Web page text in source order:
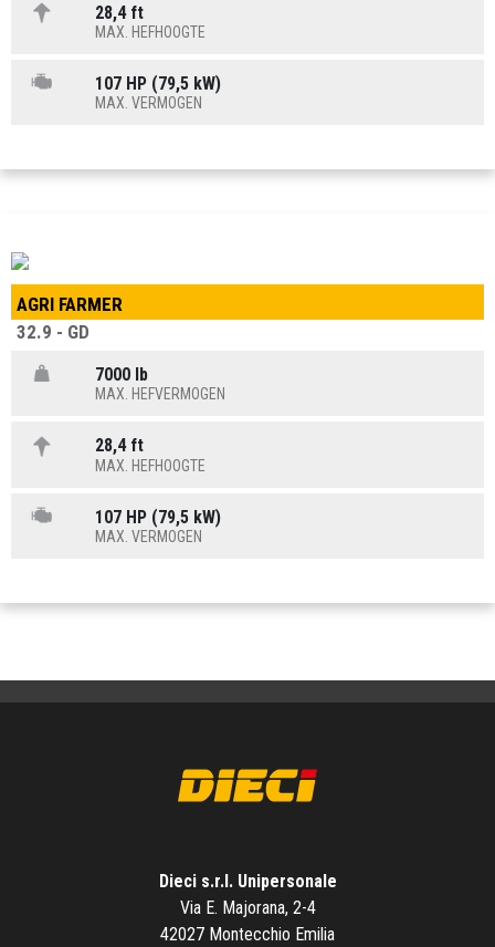
28,4 ft
MAX. HEFHOOGTE
107 HP (79,5 kW)
MAX. VERMOGEN
AGRI FARMER
32.9 - GD
7000 lb
MAX. HEFVERMOGEN
28,4 ft
MAX. HEFHOOGTE
107 HP (79,5 kW)
MAX. VERMOGEN
Dieci s.r.l. Unipersonale
Via E. Majorana, 2-4
42027 Montecchio Emilia